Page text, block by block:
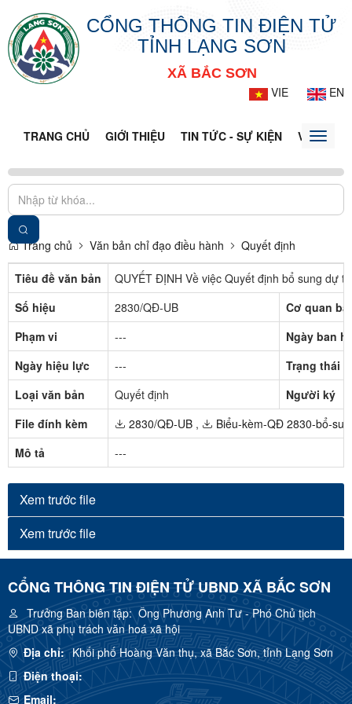
CỔNG THÔNG TIN ĐIỆN TỬ
TỈNH LẠNG SƠN
XÃ BẮC SƠN
VIE
EN
TRANG CHỦ GIỚI THIỆU TIN TỨC - SỰ KIỆN VĂN BẢN
Toggle
Trang chủ Văn bản chỉ đạo điều hành Quyết định
Tiêu đề văn bản
QUYẾT ĐỊNH Về việc Quyết định bổ sung dự
Số hiệu
2830/QĐ-UB
Cơ quan
Phạm vi
---
Ngày ban
Ngày hiệu lực
---
Trạng thái
Loại văn bản
Quyết định
Người ký
File đính kèm
2830/QĐ-UB ,
Biểu-kèm-QĐ 2830-bổ-
Mô tả
---
Xem trước file
Xem trước file
CỔNG THÔNG TIN ĐIỆN TỬ UBND XÃ BẮC SƠN
Trưởng Ban biên tập:Ông Phương Anh Tư - Phó Chủ tịch
UBND xã phụ trách văn hoá xã hội
Địa chỉ: Khối phố Hoàng Văn thụ, xã Bắc Sơn, tỉnh Lạng Sơn
Điện thoại:
Email: